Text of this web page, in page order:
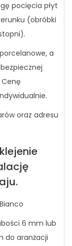
pocięcia płyt
(obróbki
a
oraz adresu
6 mm lub
do aranżacji